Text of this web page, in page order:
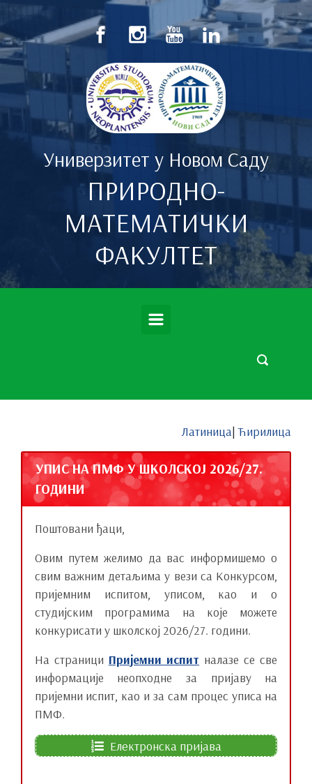
Скип то маин цонтент
Универзитет у Новом Саду
ПРИРОДНО-
МАТЕМАТИЧКИ
ФАКУЛТЕТ
Латиница|Ћирилица
УПИС НА ПМФ У ШКОЛСКОЈ 2026/27.
ГОДИНИ
Поштовани ђаци,
Овим путем желимо да вас информишемо о
свим важним детаљима у вези са Конкурсом,
пријемним испитом, уписом, као и о
студијским програмима на које можете
конкурисати у школској 2026/27. години.
На страници Пријемни испит налазе се све
информације неопходне за пријаву на
пријемни испит, као и за сам процес уписа на
ПМФ.
Електронска пријава